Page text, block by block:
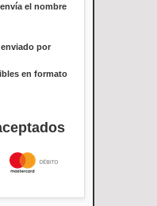
el nombre
enviado por
en formato